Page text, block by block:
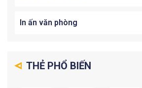
In ấn văn phòng
THẺ PHỔ BIẾN